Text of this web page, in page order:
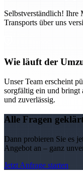
Selbstverständlich! Ihre
Transports über uns
Wie läuft der
Unser Team erscheint
sorgfältig ein und bringt
und zuverlässig.
Alle Fragen
Dann probieren Sie es
Angebot an – ganz
Jetzt Anfrage starten